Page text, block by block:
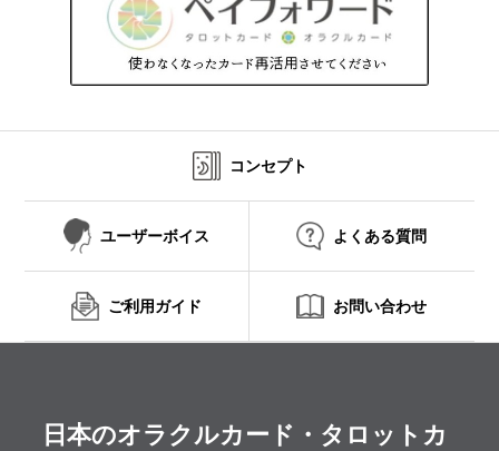
コンセプト
ユーザーボイス よくある質問
ご利用ガイド お問い合わせ
日本のオラクルカード・タロットカ